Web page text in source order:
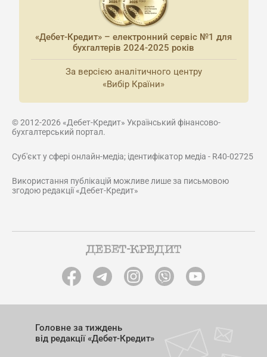
«Дебет-Кредит» – електронний сервіс №1 для
бухгалтерів 2024-2025 років
За версією аналітичного центру
«Вибір Країни»
© 2012-2026 «Дебет-Кредит» Український фінансово-
бухгалтерський портал.
Суб'єкт у сфері онлайн-медіа; ідентифікатор медіа - R40-02725
Використання публікацій можливе лише за письмовою
згодою редакції «Дебет-Кредит»
Головне за тиждень
від редакції «Дебет-Кредит»